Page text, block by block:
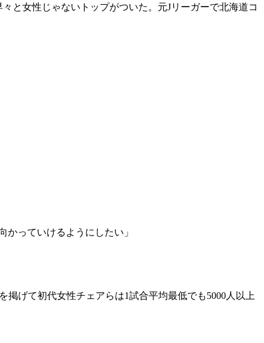
と女性じゃないトップがついた。元Jリーガーで北海道コ
かっていけるようにしたい」
げて初代女性チェアらは1試合平均最低でも5000人以上